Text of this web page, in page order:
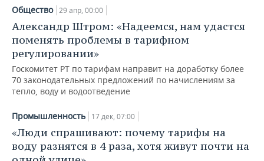
Общество 29 апр, 00:00
Александр Штром: «Надеемся, нам удастся
поменять проблемы в тарифном
регулировании»
Госкомитет РТ по тарифам направит на доработку более
70 законодательных предложений по начислениям за
тепло, воду и водоотведение
Промышленность 17 дек, 07:00
«Люди спрашивают: почему тарифы на
воду разнятся в 4 раза, хотя живут почти на